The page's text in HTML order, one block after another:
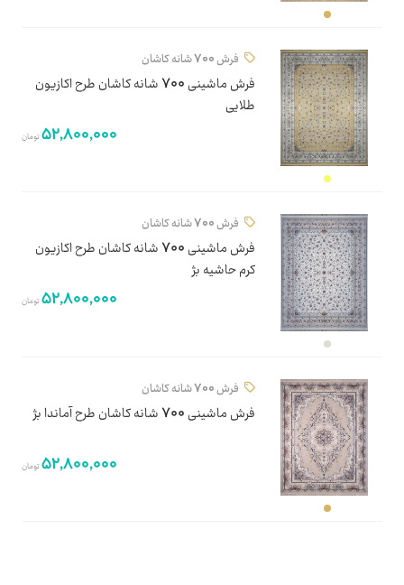
فرش 700 شانه کاشان
فرش ماشینی 700 شانه کاشان طرح اکازیون
طلایی
52,800,000تومان
فرش 700 شانه کاشان
فرش ماشینی 700 شانه کاشان طرح اکازیون
کرم حاشیه بژ
52,800,000تومان
فرش 700 شانه کاشان
فرش ماشینی 700 شانه کاشان طرح آماندا بژ
52,800,000تومان